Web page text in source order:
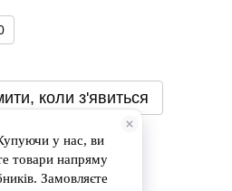
коли з'явиться